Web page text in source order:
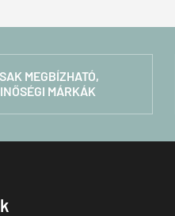
MEGBÍZHATÓ,
MÁRKÁK